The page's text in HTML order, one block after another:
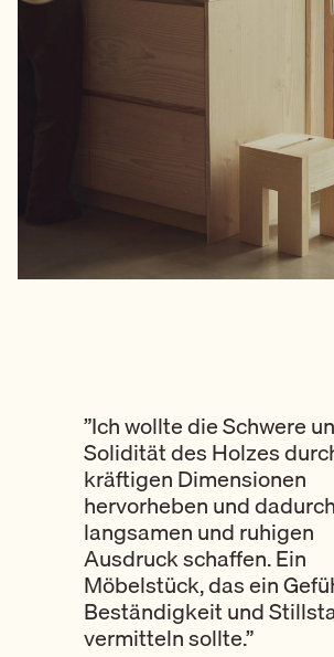
”Ich wollte die Schwere
Solidität des Holzes
kräftigen Dimensionen
hervorheben und
langsamen und ruhigen
Ausdruck schaffen. Ein
Möbelstück, das ein
Beständigkeit und
vermitteln sollte.”